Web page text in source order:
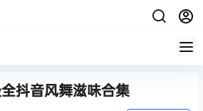
抖音风舞滋味合集